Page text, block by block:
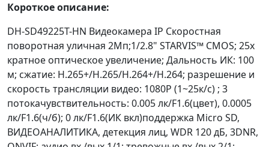
Короткое описание:
DH-SD49225T-HN Видеокамера IP Скоростная
поворотная уличная 2Мп;1/2.8" STARVIS™ CMOS; 25x
кратное оптическое увеличение; Дальность ИК: 100
м; сжатие: H.265+/H.265/H.264+/H.264; разрешение и
скорость трансляции видео: 1080P (1~25к/с) ; 3
потокачувствительность: 0.005 лк/F1.6(цвет), 0.0005
лк/F1.6(ч/б); 0 лк/F1.6(ИК вкл)поддержка Micro SD,
ВИДЕОАНАЛИТИКА, детекция лиц, WDR 120 дБ, 3DNR,